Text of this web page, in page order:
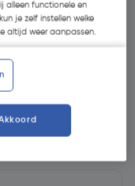
alleen functionele en
je zelf instellen welke
altijd weer aanpassen.